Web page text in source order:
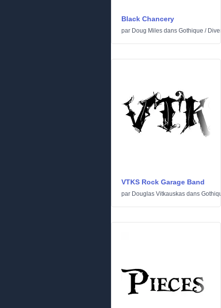
Black Chancery
par Doug Miles dans Gothique /
VTKS Rock Garage Band
par Douglas Vitkauskas dans